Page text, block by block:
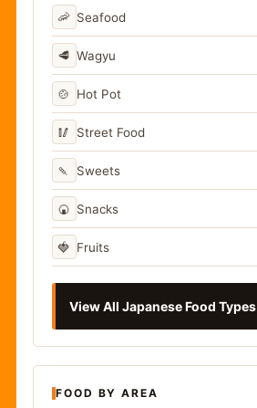
🦐 Seafood
🥩 Wagyu
🍲 Hot Pot
🥢 Street Food
🍡 Sweets
🍘 Snacks
🍓 Fruits
View All Japanese Food Types
FOOD BY AREA